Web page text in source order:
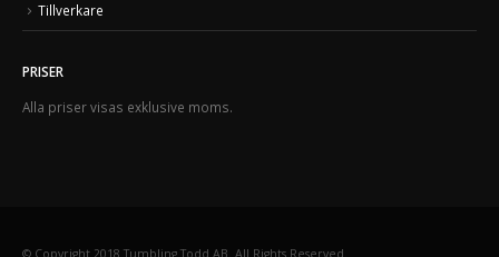
Tillverkare
PRISER
Alla priser visas exklusive moms.
© Copyright 2018 Tumbling Todd AB. All Rights Reserved.